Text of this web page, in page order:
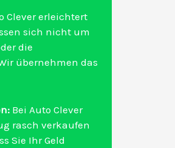
Clever erleichtert
sich nicht um
die
übernehmen das
Bei Auto Clever
rasch verkaufen
Sie Ihr Geld